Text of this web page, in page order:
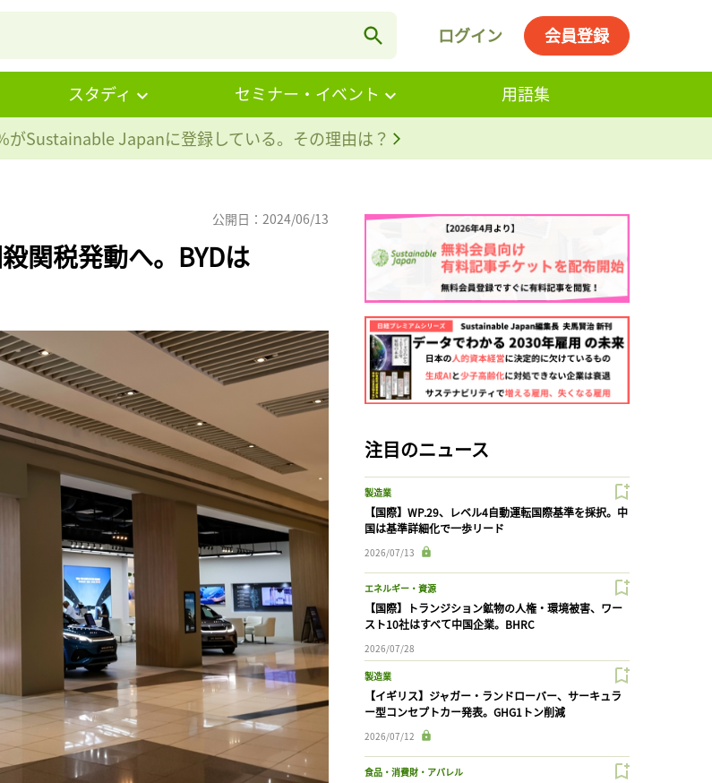
ログイン 会員登録
スタディ セミナー・イベント
用語集
がSustainable Japanに登録している。その理由は？
公開日：2024/06/13
関税発動へ。BYDは
注目のニュース
製造業
【国際】WP.29、レベル4自動運転国際基準を採択。中
国は基準詳細化で一歩リード
2026/07/13
エネルギー・資源
【国際】トランジション鉱物の人権・環境被害、ワー
スト10社はすべて中国企業。BHRC
2026/07/28
製造業
【イギリス】ジャガー・ランドローバー、サーキュラ
ー型コンセプトカー発表。GHG1トン削減
2026/07/12
食品・消費財・アパレル